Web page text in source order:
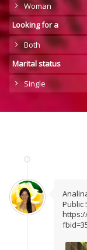
Woman
Looking for a
Both
Marital status
Single
Public